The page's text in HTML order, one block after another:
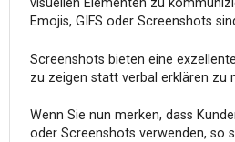
visuellen Elementen zu
Emojis, GIFS oder Screenshots
Screenshots bieten eine
zu zeigen statt verbal erklären zu
Wenn Sie nun merken, dass
oder Screenshots verwenden, so